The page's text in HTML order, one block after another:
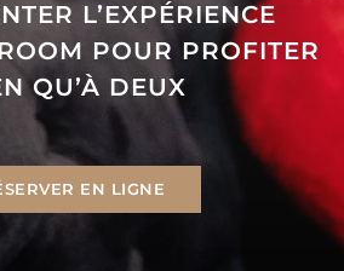
L’EXPÉRIENCE
POUR PROFITER
QU’À DEUX
EN LIGNE